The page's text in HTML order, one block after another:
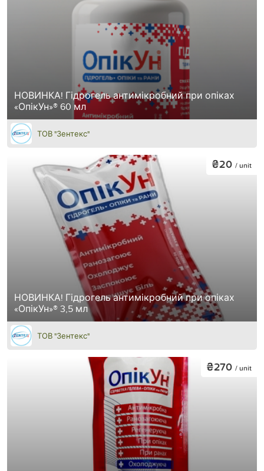
НОВИНКА! Гідрогель антимікробний при опіках
«ОпікУн»® 60 мл
ТОВ "Зентекс"
НОВИНКА! Гідрогель антимікробний при опіках
«ОпікУн»® 3,5 мл
₴20 / unit
ТОВ "Зентекс"
₴270 / unit